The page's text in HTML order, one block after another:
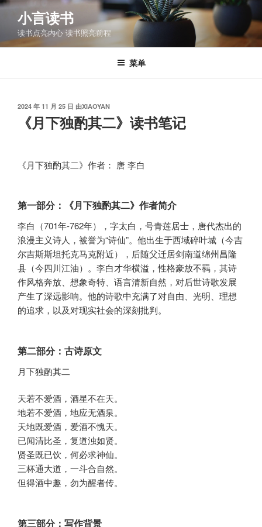
跳
容
小言读书
读书点亮内心 读书照亮前程
菜单
发
2024 年 11 月 25 日 由XIAOYAN
《月下独酌其二》读书笔记
《月下独酌其二》作者： 唐 李白
第一部分：《月下独酌其二》作者简介
李白（701年-762年），字太白，号青莲居士，唐代杰出的
浪漫主义诗人，被誉为“诗仙”。他出生于西域碎叶城（今吉
尔吉斯斯坦托克马克附近），后随父迁居剑南道绵州昌隆
县（今四川江油）。李白才华横溢，性格豪放不羁，其诗
作风格奔放、想象奇特、语言清新自然，对后世诗歌发展
产生了深远影响。他的诗歌中充满了对自由、光明、理想
的追求，以及对现实社会的深刻批判。
第二部分：古诗原文
月下独酌其二
天若不爱酒，酒星不在天。
地若不爱酒，地应无酒泉。
天地既爱酒，爱酒不愧天。
已闻清比圣，复道浊如贤。
贤圣既已饮，何必求神仙。
三杯通大道，一斗合自然。
但得酒中趣，勿为醒者传。
第三部分：写作背景